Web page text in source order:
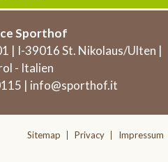
Sporthof
| I-39016 St. Nikolaus/Ulten |
- Italien
| info@sporthof.it
Sitemap Privacy Impressum